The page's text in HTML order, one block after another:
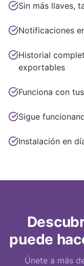
Sin más llaves,
Notificaciones
Historial
exportables
Funciona con
Sigue
Instalación en
puede
Únete a más